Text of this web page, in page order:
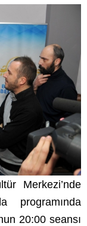
Merkezi’nde
programında
20:00 seansı